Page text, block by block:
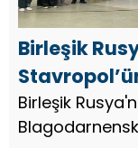
Birleşik
bölgesinde
Spartakiad
Birleşik